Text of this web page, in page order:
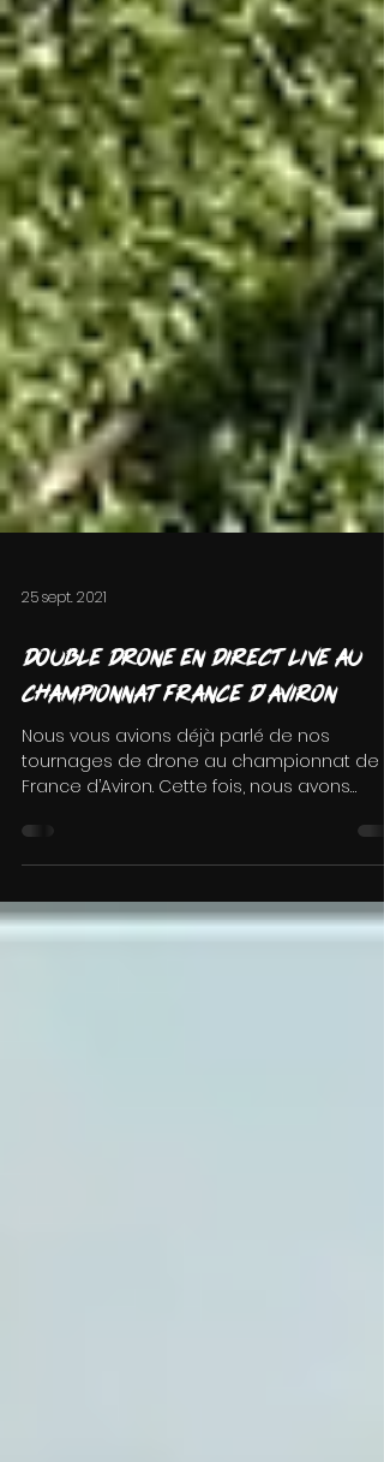
25 sept. 2021
Double drone en direct live au
championnat France d'Aviron
Nous vous avions déjà parlé de nos
France d’Aviron. Cette fois, nous avons
innové en utilisant deux...